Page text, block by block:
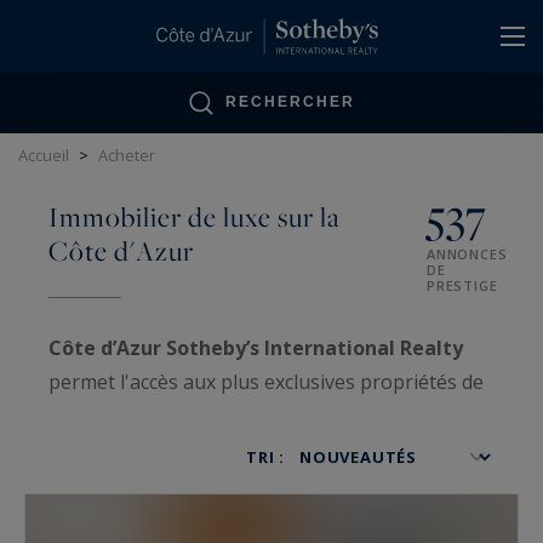
RECHERCHER
Accueil > Acheter
Immobilier de luxe sur la
Côte d'Azur
537
ANNONCES
DE
PRESTIGE
Côte d’Azur Sotheby’s International Realty
permet l'accès aux plus exclusives propriétés de
traités avec confidentialité.
TRI :